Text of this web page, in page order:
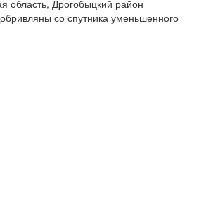
со спутника уменьшенного